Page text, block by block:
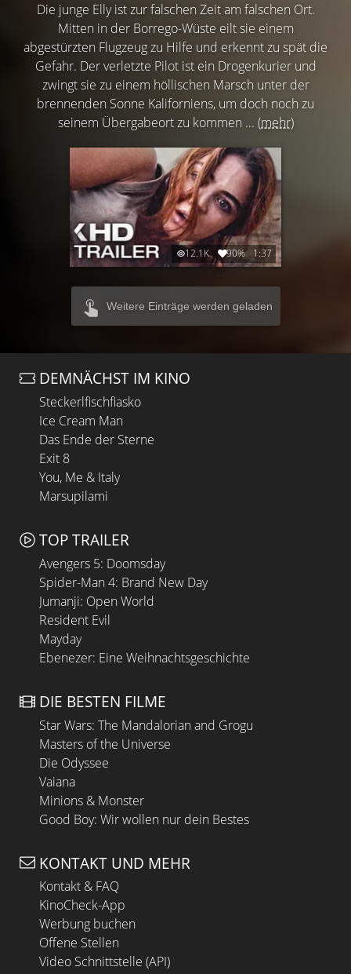
Die junge Elly ist zur falschen Zeit am falschen Ort.
Mitten in der Borrego-Wüste eilt sie einem
abgestürzten Flugzeug zu Hilfe und erkennt zu spät die
Gefahr. Der verletzte Pilot ist ein Drogenkurier und
zwingt sie zu einem höllischen Marsch unter der
brennenden Sonne Kaliforniens, um doch noch zu
seinem Übergabeort zu kommen ... (mehr)
12.1K 90% 1:37
Weitere Einträge werden geladen
DEMNÄCHST IM KINO
Steckerlfischfiasko
Ice Cream Man
Das Ende der Sterne
Exit 8
You, Me & Italy
Marsupilami
TOP TRAILER
Avengers 5: Doomsday
Spider-Man 4: Brand New Day
Jumanji: Open World
Resident Evil
Mayday
Ebenezer: Eine Weihnachtsgeschichte
DIE BESTEN FILME
Star Wars: The Mandalorian and Grogu
Masters of the Universe
Die Odyssee
Vaiana
Minions & Monster
Good Boy: Wir wollen nur dein Bestes
KONTAKT UND MEHR
Kontakt & FAQ
KinoCheck-App
Werbung buchen
Offene Stellen
Video Schnittstelle (API)